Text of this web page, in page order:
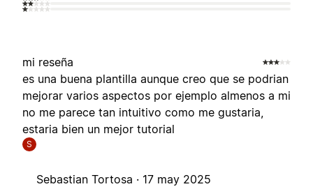
mi reseña
es una buena plantilla aunque creo que se podrian
mejorar varios aspectos por ejemplo almenos a mi
no me parece tan intuitivo como me gustaria,
estaria bien un mejor tutorial
S
Sebastian Tortosa · 17 may 2025